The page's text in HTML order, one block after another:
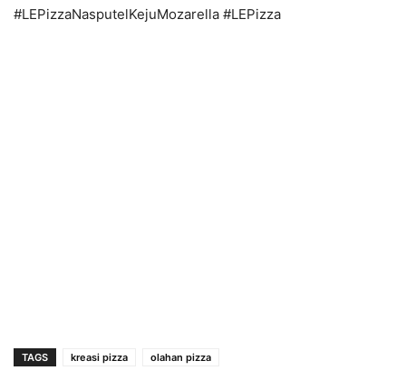
#LEPizzaNasputelKejuMozarella #LEPizza
TAGS kreasi pizza olahan pizza